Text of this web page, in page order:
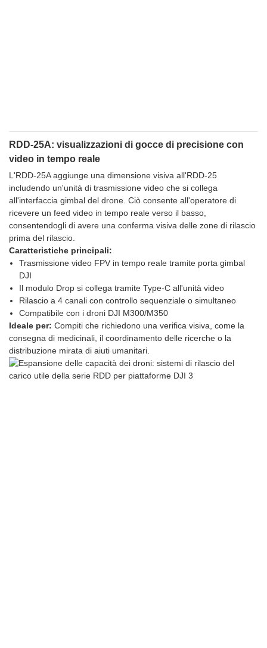
RDD-25A: visualizzazioni di gocce di precisione con
video in tempo reale
L'RDD-25A aggiunge una dimensione visiva all'RDD-25
includendo un'unità di trasmissione video che si collega
all'interfaccia gimbal del drone. Ciò consente all'operatore di
ricevere un feed video in tempo reale verso il basso,
consentendogli di avere una conferma visiva delle zone di rilascio
prima del rilascio.
Caratteristiche principali:
Trasmissione video FPV in tempo reale tramite porta gimbal
DJI
Il modulo Drop si collega tramite Type-C all'unità video
Rilascio a 4 canali con controllo sequenziale o simultaneo
Compatibile con i droni DJI M300/M350
Ideale per: Compiti che richiedono una verifica visiva, come la
consegna di medicinali, il coordinamento delle ricerche o la
distribuzione mirata di aiuti umanitari.